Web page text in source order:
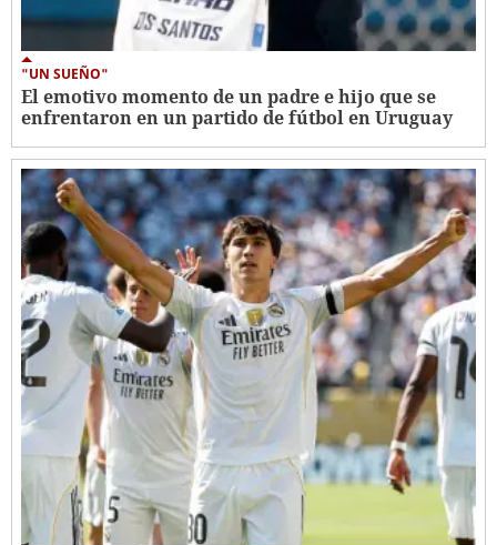
"UN SUEÑO"
El emotivo momento de un padre e hijo que se
enfrentaron en un partido de fútbol en Uruguay